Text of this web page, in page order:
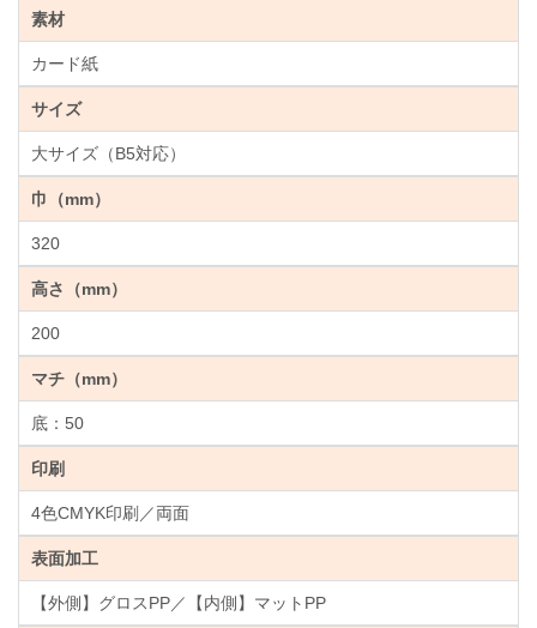
素材
カード紙
サイズ
大サイズ（B5対応）
巾（mm）
320
高さ（mm）
200
マチ（mm）
底：50
印刷
4色CMYK印刷／両面
表面加工
【外側】グロスPP／【内側】マットPP